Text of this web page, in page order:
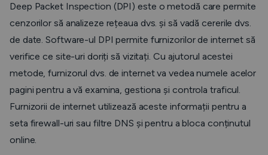
Deep Packet Inspection (DPI) este o metodă care permite
cenzorilor să analizeze rețeaua dvs. și să vadă cererile dvs.
de date. Software-ul DPI permite furnizorilor de internet să
verifice ce site-uri doriți să vizitați. Cu ajutorul acestei
metode, furnizorul dvs. de internet va vedea numele acelor
pagini pentru a vă examina, gestiona și controla traficul.
Furnizorii de internet utilizează aceste informații pentru a
seta firewall-uri sau filtre DNS și pentru a bloca conținutul
online.